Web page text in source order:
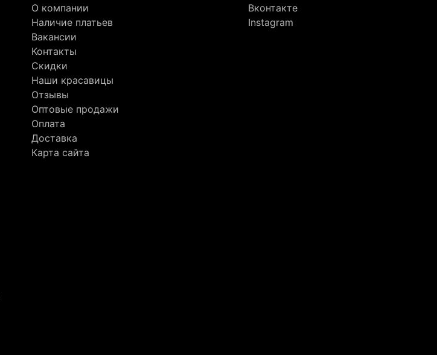
О компании
Наличие платьев
Вакансии
Контакты
Скидки
Наши красавицы
Отзывы
Оптовые продажи
Оплата
Доставка
Карта сайта
Вконтакте
Instagram